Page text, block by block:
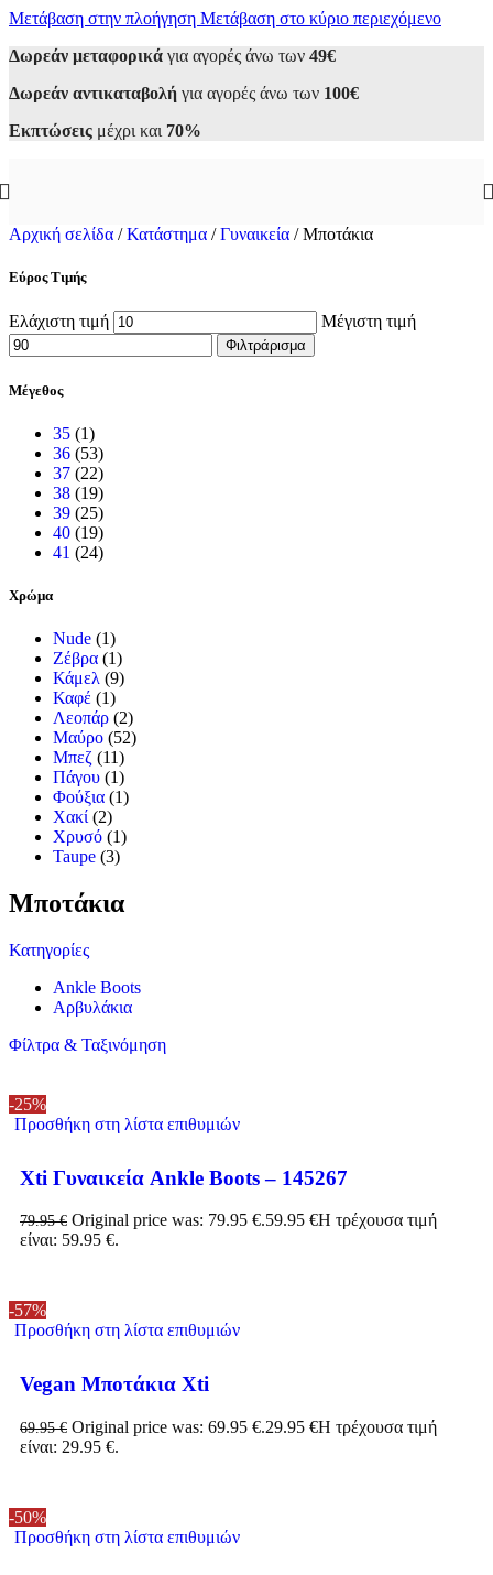
Μετάβαση στην πλοήγηση Μετάβαση στο κύριο περιεχόμενο
Δωρεάν μεταφορικά για αγορές άνω των 49€
Δωρεάν αντικαταβολή για αγορές άνω των 100€
Εκπτώσεις μέχρι και 70%
Αρχική σελίδα / Κατάστημα / Γυναικεία / Μποτάκια
Εύρος Τιμής
Ελάχιστη τιμή Μέγιστη τιμή
Φιλτράρισμα
Μέγεθος
35 (1)
36 (53)
37 (22)
38 (19)
39 (25)
40 (19)
41 (24)
Χρώμα
Nude (1)
Ζέβρα (1)
Κάμελ (9)
Καφέ (1)
Λεοπάρ (2)
Μαύρο (52)
Μπεζ (11)
Πάγου (1)
Φούξια (1)
Χακί (2)
Χρυσό (1)
Taupe (3)
Μποτάκια
Κατηγορίες
Ankle Boots
Αρβυλάκια
Φίλτρα & Ταξινόμηση
-25%
Προσθήκη στη λίστα επιθυμιών
Xti Γυναικεία Ankle Boots – 145267
79.95€ Original price was: 79.95 €.59.95 €Η τρέχουσα τιμή
είναι: 59.95 €.
-57%
Προσθήκη στη λίστα επιθυμιών
Vegan Μποτάκια Xti
69.95€ Original price was: 69.95 €.29.95 €Η τρέχουσα τιμή
είναι: 29.95 €.
-50%
Προσθήκη στη λίστα επιθυμιών